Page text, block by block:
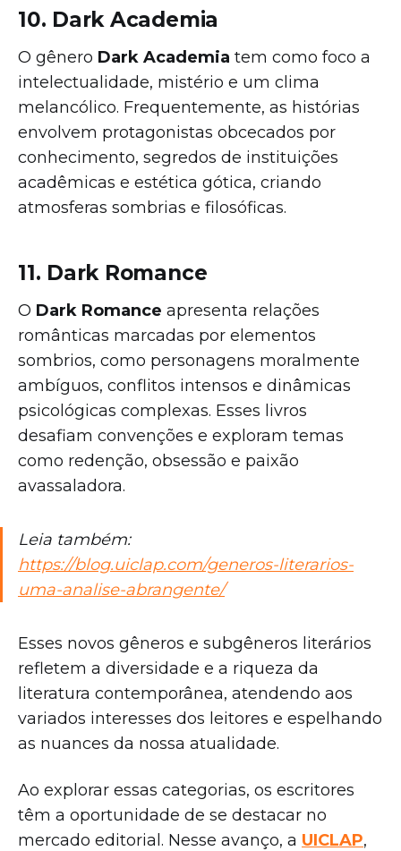
10. Dark Academia
O gênero Dark Academia tem como foco a
intelectualidade, mistério e um clima
melancólico. Frequentemente, as histórias
envolvem protagonistas obcecados por
conhecimento, segredos de instituições
acadêmicas e estética gótica, criando
atmosferas sombrias e filosóficas.
11. Dark Romance
O Dark Romance apresenta relações
românticas marcadas por elementos
sombrios, como personagens moralmente
ambíguos, conflitos intensos e dinâmicas
psicológicas complexas. Esses livros
desafiam convenções e exploram temas
como redenção, obsessão e paixão
avassaladora.
Leia também:
https://blog.uiclap.com/generos-literarios-
uma-analise-abrangente/
Esses novos gêneros e subgêneros literários
refletem a diversidade e a riqueza da
literatura contemporânea, atendendo aos
variados interesses dos leitores e espelhando
as nuances da nossa atualidade.
Ao explorar essas categorias, os escritores
têm a oportunidade de se destacar no
mercado editorial. Nesse avanço, a UICLAP,